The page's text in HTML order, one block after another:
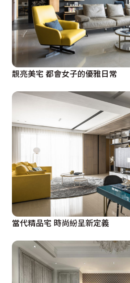
靚亮美宅 都會女子的優雅日常
當代精品宅 時尚紛呈新定義